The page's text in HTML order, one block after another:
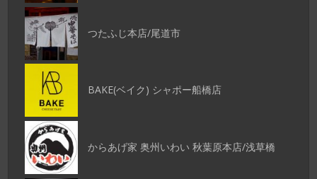
つたふじ本店/尾道市
BAKE(ベイク) シャポー船橋店
からあげ家 奥州いわい 秋葉原本店/浅草橋